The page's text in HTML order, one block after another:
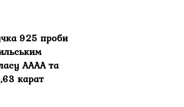
925 проби
АААА та
карат